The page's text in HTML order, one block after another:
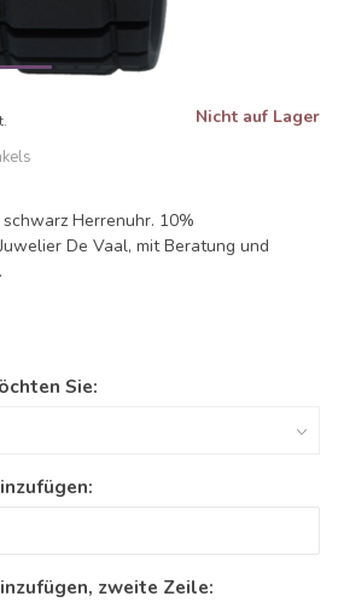
Nicht auf Lager
Herrenuhr. 10%
De Vaal, mit Beratung und
.
Sie:
zweite Zeile: